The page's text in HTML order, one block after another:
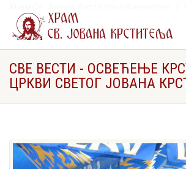
Освећење крстова на Цркви Светог
СВЕ ВЕСТИ - ОСВЕЋЕЊЕ
ЦРКВИ СВЕТОГ ЈОВАНА